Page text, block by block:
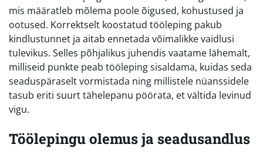
mis määratleb mõlema poole õigused, kohustused ja
ootused. Korrektselt koostatud tööleping pakub
kindlustunnet ja aitab ennetada võimalikke vaidlusi
tulevikus. Selles põhjalikus juhendis vaatame lähemalt,
milliseid punkte peab tööleping sisaldama, kuidas seda
seaduspäraselt vormistada ning millistele nüanssidele
tasub eriti suurt tähelepanu pöörata, et vältida levinud
vigu.
Töölepingu olemus ja seadusandlus